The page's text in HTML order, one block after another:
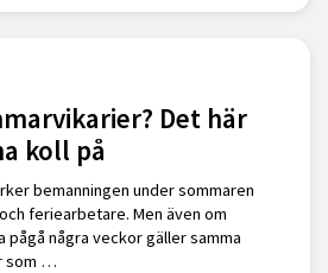
Det här
koll på
bemanningen under sommaren
feriearbetare. Men även om
pågå några veckor gäller samma
som …